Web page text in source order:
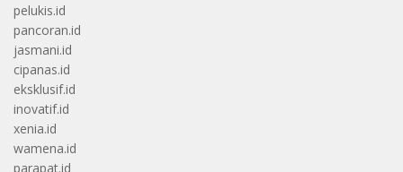
pelukis.id
pancoran.id
jasmani.id
cipanas.id
eksklusif.id
inovatif.id
xenia.id
wamena.id
parapat.id